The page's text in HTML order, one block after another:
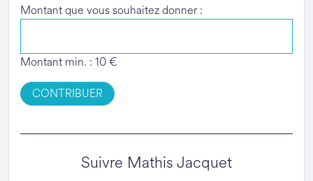
Montant que vous souhaitez donner :
Montant min. : 10 €
CONTRIBUER
Suivre Mathis Jacquet